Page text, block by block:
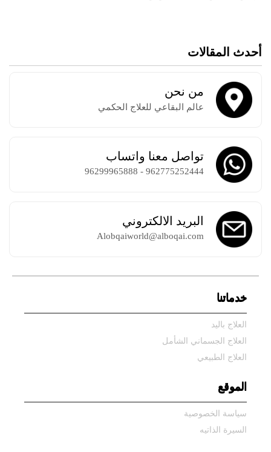
أحدث المقالات
من نحن
عالم البقاعي للعلاج الحكمي
تواصل معنا واتساب
962775252444 - 96299965888
البريد الالكتروني
Alobqaiworld@alboqai.com
خدماتنا
العلاج باليد
العلاج الجسماني الشأمل
العلاج الطبيعي
الموقع
سياسة الخصوصية
السيرة الذاتيه